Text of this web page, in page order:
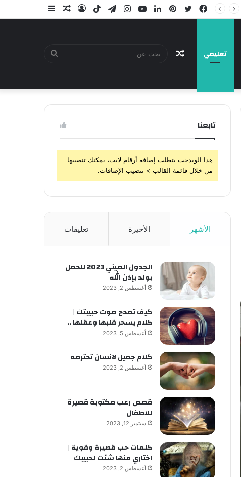
إضافةمقالتسجيل
‫TikTok تيلقرام
انستقراميوتيوبلينكدإن
بينتيريستتويتر
فيسبوك
تعليمي بحث مقال
تابعنا
هذا الويدجت يتطلب إضافة أرقام لايت، يمكنك تنصيبها
من خلال قائمة القالب > تنصيب الإضافات.
الأشهر الأخيرة تعليقات
الجدول الصيني 2023 للحمل
بولد بإذن الله
أغسطس 2, 2023
كيف تمدح صوت حبيبتك |
كلام يسحر قلبها وعقلها ..
أغسطس 5, 2023
كلام جميل لانسان تحترمه
أغسطس 2, 2023
قصص رعب مكتوبة قصيرة
للاطفال
سبتمبر 12, 2023
كلمات حب قصيرة وقوية |
اختاري منها شئت لحبيبك
أغسطس 2, 2023